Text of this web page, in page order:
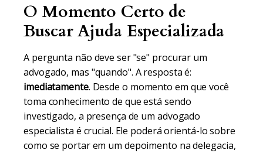
O Momento Certo de
Buscar Ajuda Especializada
A pergunta não deve ser "se" procurar um
advogado, mas "quando". A resposta é:
imediatamente. Desde o momento em que você
toma conhecimento de que está sendo
investigado, a presença de um advogado
especialista é crucial. Ele poderá orientá-lo sobre
como se portar em um depoimento na delegacia,